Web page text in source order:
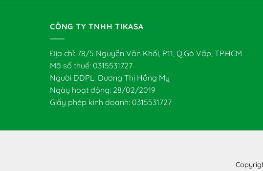
CÔNG TY TNHH TIKASA
Địa chỉ: 78/5 Nguyễn Văn Khối, P.11, Q.Gò Vấp, TP.HCM
Mã số thuế: 0315531727
Người ĐDPL: Dương Thị Hồng Mỵ
Ngày hoạt động: 28/02/2019
Giấy phép kinh doanh: 0315531727